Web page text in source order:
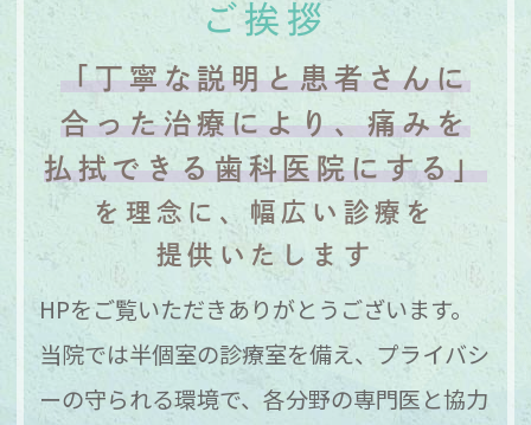
ご挨拶
「丁寧な説明と患者さんに
合った治療により、痛みを
払拭できる歯科医院にする」
を理念に、幅広い診療を
提供いたします
HPをご覧いただきありがとうございます。
当院では半個室の診療室を備え、プライバシ
ーの守られる環境で、各分野の専門医と協力